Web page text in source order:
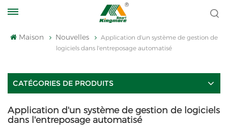
Maison Nouvelles
Application d'un système de gestion de
logiciels dans l'entreposage automatisé
CATÉGORIES DE PRODUITS
Application d'un système de gestion de logiciels
dans l'entreposage automatisé